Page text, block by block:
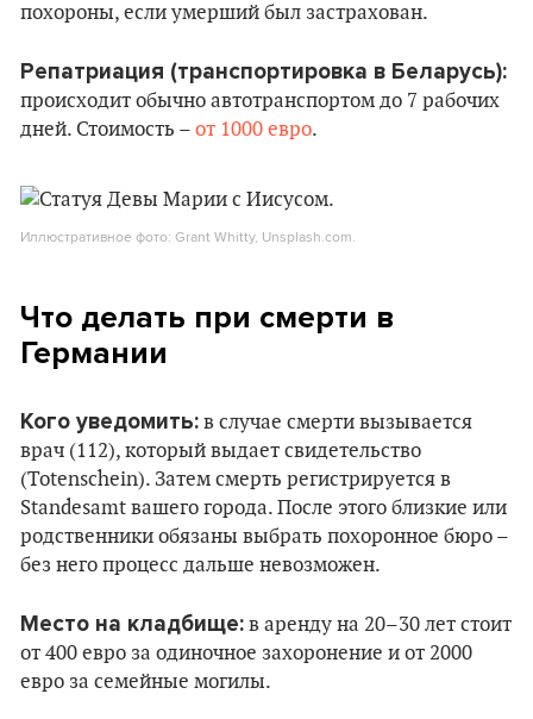
похороны, если умерший был застрахован.
Репатриация (транспортировка в Беларусь):
происходит обычно автотранспортом до 7 рабочих
дней. Стоимость – от 1000 евро.
Иллюстративное фото: Grant Whitty, Unsplash.com.
Что делать при смерти в
Германии
Кого уведомить: в случае смерти вызывается
врач (112), который выдает свидетельство
(Totenschein). Затем смерть регистрируется в
Standesamt вашего города. После этого близкие или
родственники обязаны выбрать похоронное бюро –
без него процесс дальше невозможен.
Место на кладбище: в аренду на 20–30 лет стоит
от 400 евро за одиночное захоронение и от 2000
евро за семейные могилы.